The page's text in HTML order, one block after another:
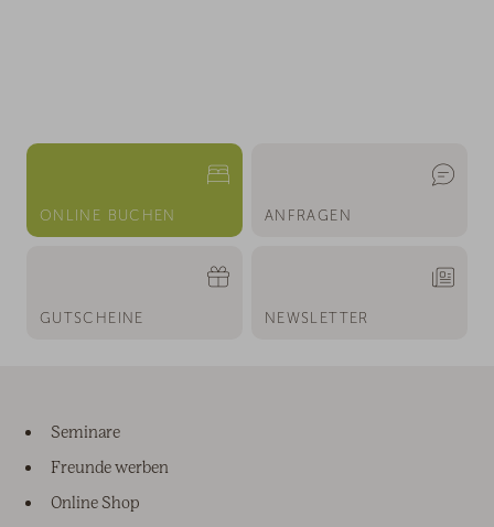
ONLINE BUCHEN ANFRAGEN
GUTSCHEINE NEWSLETTER
Seminare
Freunde werben
Online Shop